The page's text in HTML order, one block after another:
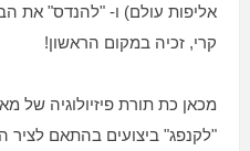
אליפות עולם) ו- "להנדס" את
קרי, זכיה במקום הראשון!
מכאן כת תורת פיזיולוגיה של
"לקנפג" ביצועים בהתאם לציר